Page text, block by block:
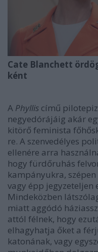
Cate Blanchett
ként
A Phyllis című
negyedórájáig akár
kitörő feminista
re. A szenvedélyes
ellenére arra
hogy fürdőruhás
kampányukra,
vagy épp jegyzeteljen
Mindeközben
miatt aggódó
attól félnek, hogy
elhagyhatja őket a
katonának, vagy